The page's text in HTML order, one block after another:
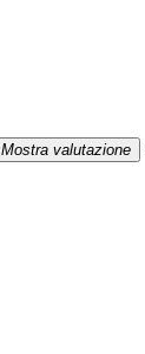
Mostra valutazione